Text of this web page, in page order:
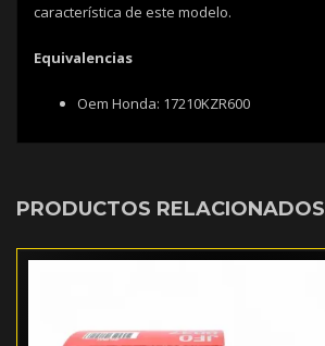
característica de este modelo.
Equivalencias
Oem Honda: 17210KZR600
PRODUCTOS RELACIONADOS